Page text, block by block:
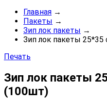
Главная →
Пакеты →
Зип лок пакеты →
Зип лок пакеты
Печать
Зип лок пакеты
(100шт)